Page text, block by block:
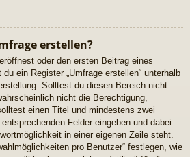
erstellen?
oder den ersten Beitrag eines
ein Register „Umfrage erstellen“ unterhalb
Solltest du diesen Bereich nicht
nicht die Berechtigung,
einen Titel und mindestens zwei
Felder eingeben und dabei
in einer eigenen Zeile steht.
pro Benutzer“ festlegen, wie